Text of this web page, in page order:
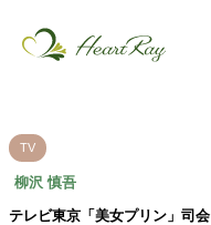
TV
柳沢 慎吾
テレビ東京「美女プリン」司会